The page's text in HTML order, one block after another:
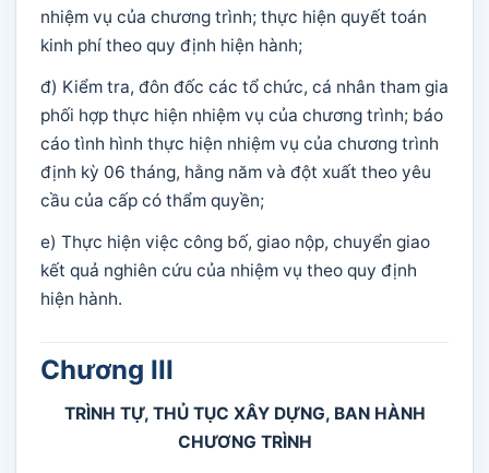
nhiệm vụ của chương trình; thực hiện quyết toán
kinh phí theo quy định hiện hành;
đ) Kiểm tra, đôn đốc các tổ chức, cá nhân tham gia
phối hợp thực hiện nhiệm vụ của chương trình; báo
cáo tình hình thực hiện nhiệm vụ của chương trình
định kỳ 06 tháng, hằng năm và đột xuất theo yêu
cầu của cấp có thẩm quyền;
e) Thực hiện việc công bố, giao nộp, chuyển giao
kết quả nghiên cứu của nhiệm vụ theo quy định
hiện hành.
Chương III
TRÌNH TỰ, THỦ TỤC XÂY DỰNG, BAN HÀNH
CHƯƠNG TRÌNH